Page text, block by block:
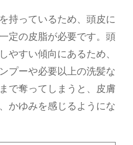
持っているため、頭皮に
定の皮脂が必要です。頭
やすい傾向にあるため、
プーや必要以上の洗髪な
で奪ってしまうと、皮膚
かゆみを感じるようにな